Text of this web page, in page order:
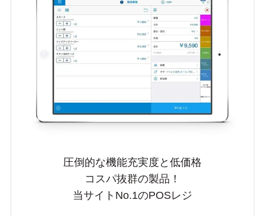
圧倒的な機能充実度と低価格
コスパ抜群の製品！
当サイトNo.1のPOSレジ